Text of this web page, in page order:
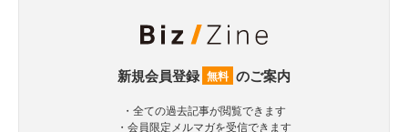
新規会員登録 無料 のご案内
・全ての過去記事が閲覧できます
・会員限定メルマガを受信できます